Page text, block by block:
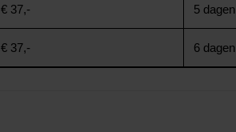
€ 37,- 5 dagen
€ 37,- 6 dagen